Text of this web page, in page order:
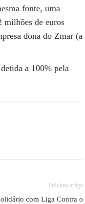
fonte, uma
milhões de euros
dona do Zmar (a
a 100% pela
Próximo artigo
com Liga Contra o